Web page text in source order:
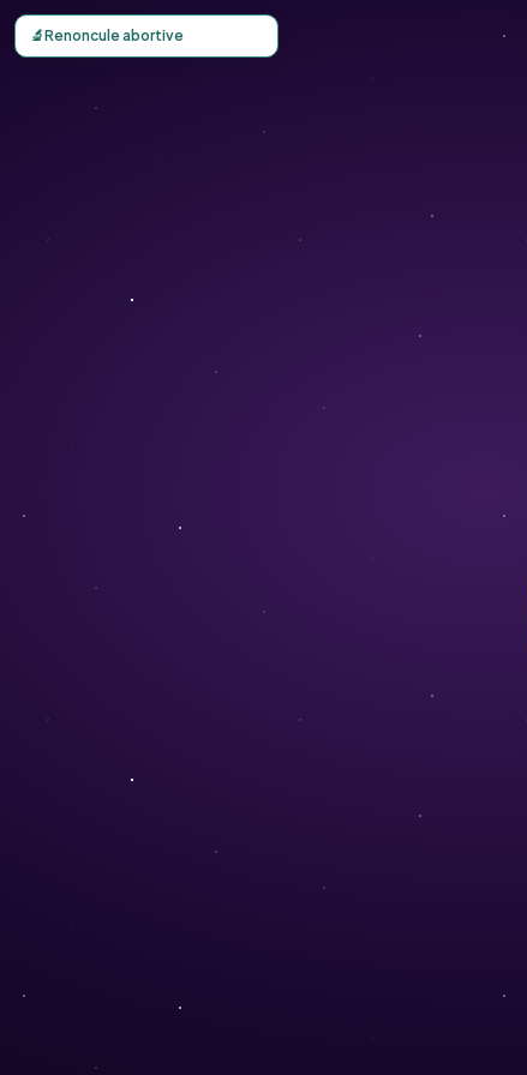
Carte d'observation du Renoncule abortive (Ranunculus
🔬Renoncule abortive